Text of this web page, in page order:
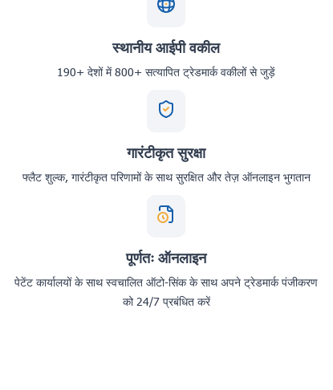
स्थानीय आईपी वकील
190+ देशों में 800+ सत्यापित ट्रेडमार्क वकीलों से जुड़ें
गारंटीकृत सुरक्षा
फ्लैट शुल्क, गारंटीकृत परिणामों के साथ सुरक्षित और तेज़ ऑनलाइन भुगतान
पूर्णतः ऑनलाइन
पेटेंट कार्यालयों के साथ स्वचालित ऑटो-सिंक के साथ अपने ट्रेडमार्क पंजीकरण
को 24/7 प्रबंधित करें